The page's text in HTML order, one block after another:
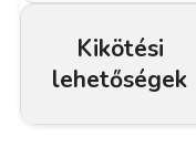
Kikötési
lehetőségek